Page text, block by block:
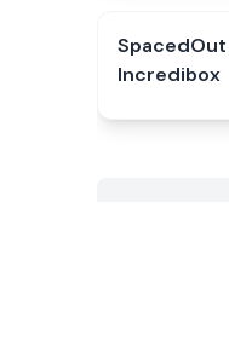
SpacedOut
Incredibox